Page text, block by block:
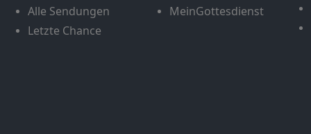
Alle Sendungen
Letzte Chance
MeinGottesdienst